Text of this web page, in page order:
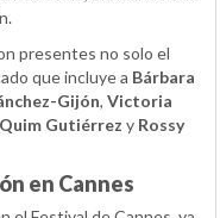
presentes no solo el
que incluye a Bárbara
Gijón, Victoria
Quim Gutiérrez y Rossy
en Cannes